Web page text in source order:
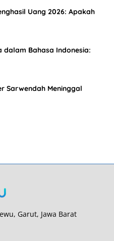
Uang 2026: Apakah
dalam Bahasa Indonesia:
Sarwendah Meninggal
Garut, Jawa Barat